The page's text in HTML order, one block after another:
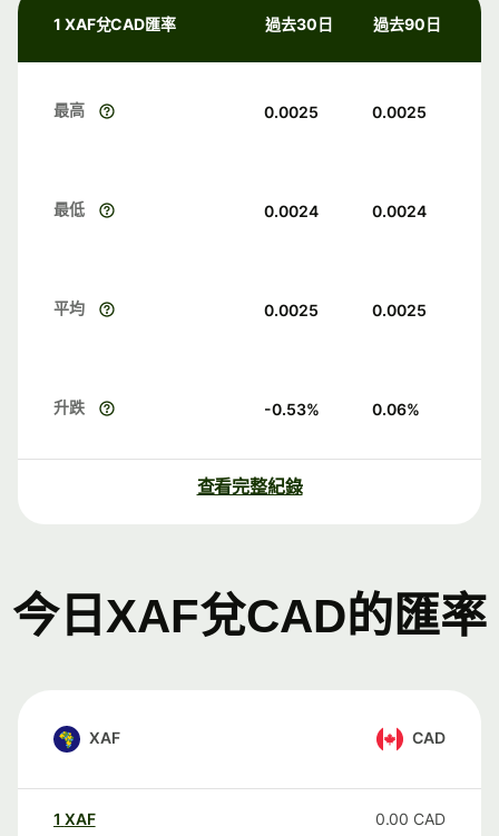
1 XAF兌CAD匯率 過去30日 過去90日
最高 0.0025 0.0025
最低 0.0024 0.0024
平均 0.0025 0.0025
升跌 -0.53% 0.06%
查看完整紀錄
今日XAF兌CAD的匯率
XAF CAD
1 XAF 0.00 CAD